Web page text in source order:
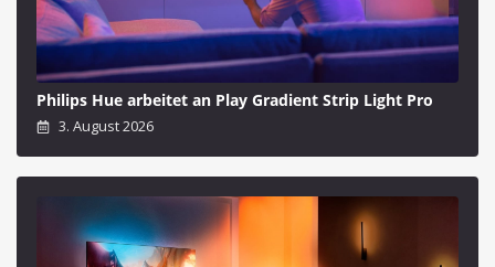
Philips Hue arbeitet an Play Gradient Strip Light Pro
3. August 2026